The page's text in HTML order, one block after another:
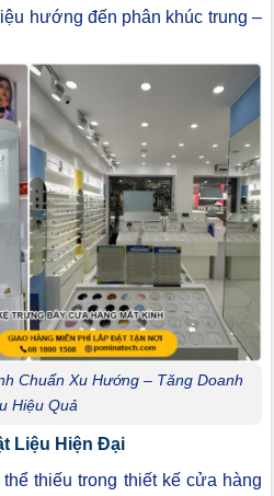
hướng đến phân khúc trung –
Chuẩn Xu Hướng – Tăng Doanh
Hiệu Quả
Liệu Hiện Đại
thiếu trong thiết kế cửa hàng